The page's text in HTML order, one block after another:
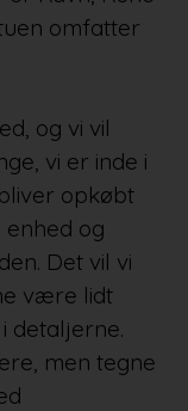
omfatter
og vi vil
vi er inde i
opkøbt
og
Det vil vi
være lidt
detaljerne.
men tegne